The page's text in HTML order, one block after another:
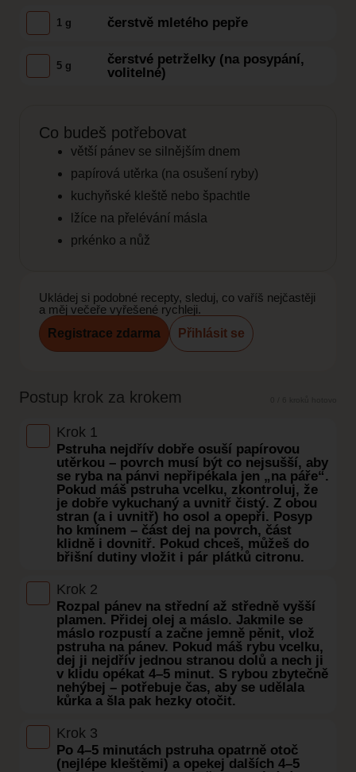
1 g čerstvě mletého pepře
5 g
čerstvé petrželky (na posypání,
volitelné)
Co budeš potřebovat
větší pánev se silnějším dnem
papírová utěrka (na osušení ryby)
kuchyňské kleště nebo špachtle
lžíce na přelévání másla
prkénko a nůž
Ukládej si podobné recepty, sleduj, co vaříš nejčastěji
a měj večeře vyřešené rychleji.
Registrace zdarma
Přihlásit se
Postup krok za krokem
Krok 1
Pstruha nejdřív dobře osuší papírovou
utěrkou – povrch musí být co nejsušší, aby
se ryba na pánvi nepřipékala jen „na páře“.
Pokud máš pstruha vcelku, zkontroluj, že
je dobře vykuchaný a uvnitř čistý. Z obou
stran (a i uvnitř) ho osol a opepři. Posyp
ho kmínem – část dej na povrch, část
klidně i dovnitř. Pokud chceš, můžeš do
břišní dutiny vložit i pár plátků citronu.
Krok 2
Rozpal pánev na střední až středně vyšší
plamen. Přidej olej a máslo. Jakmile se
máslo rozpustí a začne jemně pěnit, vlož
pstruha na pánev. Pokud máš rybu vcelku,
dej ji nejdřív jednou stranou dolů a nech ji
v klidu opékat 4–5 minut. S rybou zbytečně
nehýbej – potřebuje čas, aby se udělala
kůrka a šla pak hezky otočit.
Krok 3
Po 4–5 minutách pstruha opatrně otoč
(nejlépe kleštěmi) a opekej dalších 4–5